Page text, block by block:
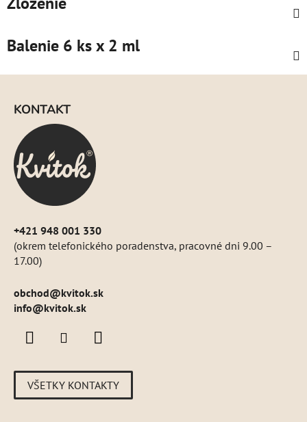
Balenie 6 ks x 2 ml
KONTAKT
+421 948 001 330
(okrem telefonického poradenstva, pracovné dni 9.00 –
17.00)
obchod@kvitok.sk
info@kvitok.sk
VŠETKY KONTAKTY